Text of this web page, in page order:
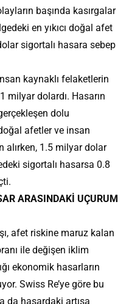
başında kasırgalar
en yıkıcı doğal afet
sigortalı hasara sebep
kaynaklı felaketlerin
milyar dolardı. Hasarın
dolu
afetler ve insan
alırken, 1.5 milyar dolar
sigortalı hasarsa 0.8
ARASINDAKİ UÇURUM
afet riskine maruz kalan
ile değişen iklim
ekonomik hasarların
Swiss Re’ye göre bu
da hasardaki artışa